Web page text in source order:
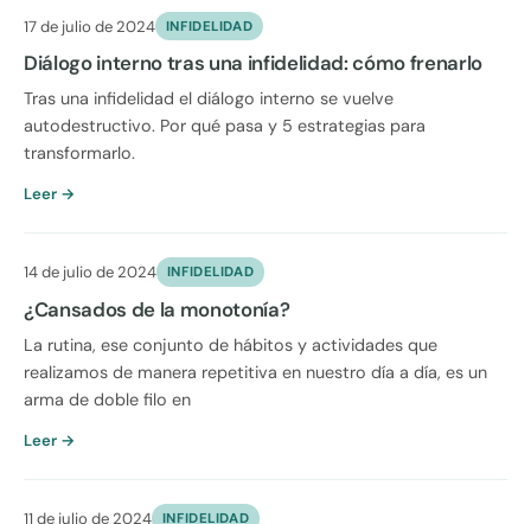
17 de julio de 2024 INFIDELIDAD
Diálogo interno tras una infidelidad: cómo frenarlo
Tras una infidelidad el diálogo interno se vuelve
autodestructivo. Por qué pasa y 5 estrategias para
transformarlo.
Leer →
14 de julio de 2024 INFIDELIDAD
¿Cansados de la monotonía?
La rutina, ese conjunto de hábitos y actividades que
realizamos de manera repetitiva en nuestro día a día, es un
arma de doble filo en
Leer →
11 de julio de 2024 INFIDELIDAD